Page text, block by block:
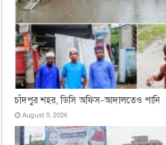
চাঁদপুর শহর, ডিসি অফিস-আদালতেও পানি
August 5, 2026